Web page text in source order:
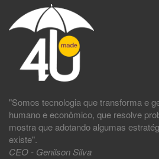
"Somos tecnologia que transforma e
humano e econômico, que resolve
mostra que adotando algumas
existe".
CEO - Genilson Silva